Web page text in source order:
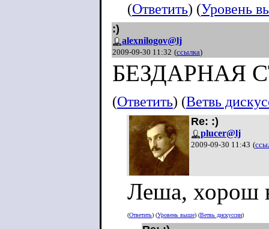
(Ответить) (Уровень
:)
alexnilogov@lj
2009-09-30 11:32 (ссылка)
БЕЗДАРНАЯ
(Ответить) (Ветвь
Re: :)
plucer@lj
2009-09-30 11:43 (
Леша, хорош
(Ответить) (Уровень выше) (Ветвь дискуссии)